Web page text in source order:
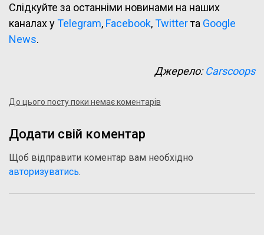
Слідкуйте за останніми новинами на наших
каналах уTelegram, Facebook,Twitterта Google
News.
Джерело:Carscoops
До цього посту поки немає коментарів
Додати свій коментар
Щоб відправити коментар вам необхідно
авторизуватись.